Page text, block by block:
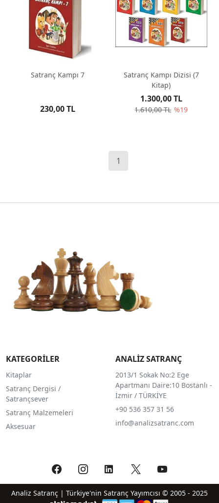
Satranç Kampı 7
230,00 TL
Satranç Kampı Dizisi (7
Kitap)
1.610,00 TL %19
1.300,00 TL
1
KATEGORİLER
Kitaplar
Satranç Dergisi /
Satrançsever
Satranç Malzemeleri
Aksesuar
ANALİZ SATRANÇ
2013/1 Sokak No:2 Ege
Apartmanı Daire:10 Bostanlı -
İzmir / TÜRKİYE
+90 536 357 31 56
info@analizsatranc.com
Analiz Satranç | Türkiye'nin Satranç Yayımcısı © 2005 - 2025